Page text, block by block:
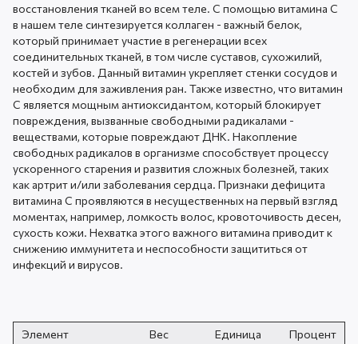
восстановления тканей во всем теле. С помощью витамина С
в нашем теле синтезируется коллаген - важный белок,
который принимает участие в регенерации всех
соединительных тканей, в том числе суставов, сухожилий,
костей и зубов. Данный витамин укрепляет стенки сосудов и
необходим для заживления ран. Также известно, что витамин
С является мощным антиоксидантом, который блокирует
повреждения, вызванные свободными радикалами -
веществами, которые повреждают ДНК. Накопление
свободных радикалов в организме способствует процессу
ускоренного старения и развития сложных болезней, таких
как артрит и/или заболевания сердца. Признаки дефицита
витамина С проявляются в несущественных на первый взгляд
моментах, например, ломкость волос, кровоточивость десен,
сухость кожи. Нехватка этого важного витамина приводит к
снижению иммунитета и неспособности защититься от
инфекций и вирусов.
Элемент Вес Единица Процент